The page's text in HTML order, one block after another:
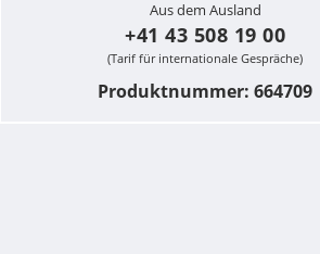
Aus dem Ausland
+41 43 508 19 00
(Tarif für internationale Gespräche)
Produktnummer: 664709